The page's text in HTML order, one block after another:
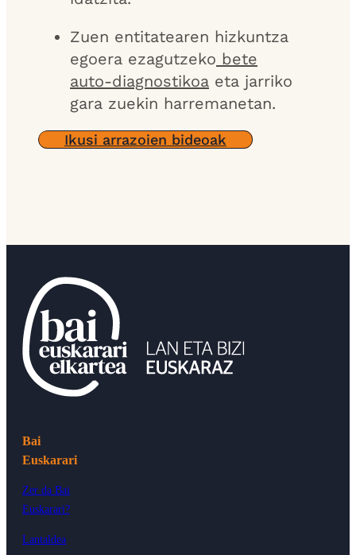
Zuen entitatearen hizkuntza
egoera ezagutzeko bete
auto-diagnostikoa eta jarriko
gara zuekin harremanetan.
Ikusi arrazoien bideoak
Bai
Euskarari
Zer da Bai
Euskarari?
Lantaldea